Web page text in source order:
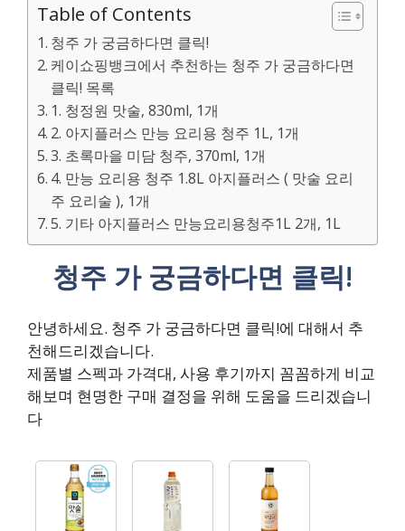
Table of Contents
청주 가 궁금하다면 클릭!
케이쇼핑뱅크에서 추천하는 청주 가 궁금하다면
클릭! 목록
1. 청정원 맛술, 830ml, 1개
2. 아지플러스 만능 요리용 청주 1L, 1개
3. 초록마을 미담 청주, 370ml, 1개
4. 만능 요리용 청주 1.8L 아지플러스 ( 맛술 요리
주 요리술 ), 1개
5. 기타 아지플러스 만능요리용청주1L 2개, 1L
청주 가 궁금하다면 클릭!
안녕하세요. 청주 가 궁금하다면 클릭!에 대해서 추
천해드리겠습니다.
제품별 스펙과 가격대, 사용 후기까지 꼼꼼하게 비교
해보며 현명한 구매 결정을 위해 도움을 드리겠습니
다